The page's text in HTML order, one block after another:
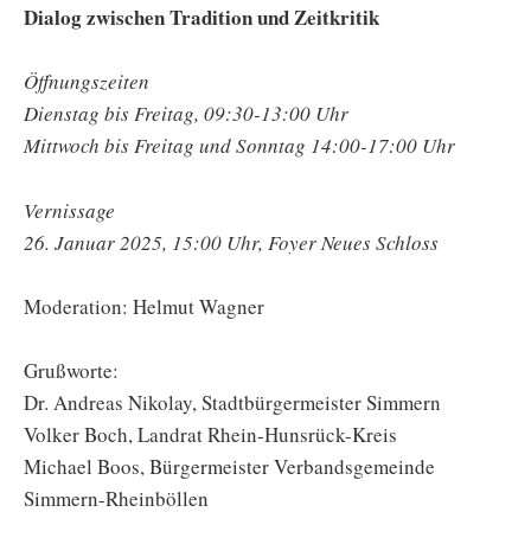
Dialog zwischen Tradition und Zeitkritik
Öffnungszeiten
Dienstag bis Freitag, 09:30-13:00 Uhr
Mittwoch bis Freitag und Sonntag 14:00-17:00 Uhr
Vernissage
26. Januar 2025, 15:00 Uhr, Foyer Neues Schloss
Moderation: Helmut Wagner
Grußworte:
Dr. Andreas Nikolay, Stadtbürgermeister Simmern
Volker Boch, Landrat Rhein-Hunsrück-Kreis
Michael Boos, Bürgermeister Verbandsgemeinde
Simmern-Rheinböllen